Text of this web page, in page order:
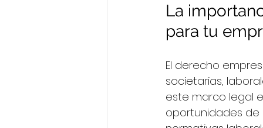
La
para tu
El derecho
societarias,
este marco legal
oportunidades de